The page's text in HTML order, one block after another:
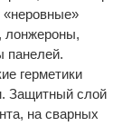
«неровные»
лонжероны,
панелей.
герметики
Защитный слой
на сварных